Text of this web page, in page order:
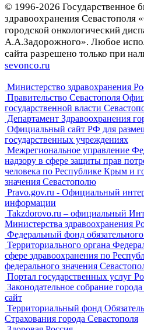
© 1996-2026 Государственное
здравоохранения Севастополя
городской онкологический
А.А.Задорожного». Любое
сайта разрешено только при
sevonco.ru
Министерство здравохранения
Правительство Севастополя
государственной власти
Департамент Здравоохранения
Официальный сайт РФ для
государственных учреждениях
Межрегиональное управление
надзору в сфере защиты прав
человека по Республике Крым и
значения Севастополю
Pravo.gov.ru - Официальный
информации
Takzdorovo.ru – официальный
Министерства здравоохранения
Федеральный фонд
Территориального органа
сфере здравоохранения по
федерального значения
Портал государственных услуг
Законодательное собрание
сайт
Территориальный фонд
Страхования города Севастополя